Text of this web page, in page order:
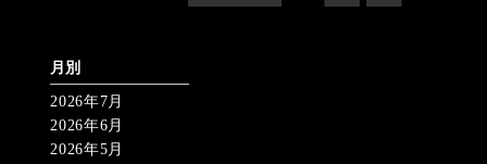
月別
2026年7月
2026年6月
2026年5月